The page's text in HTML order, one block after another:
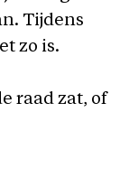
Tijdens
zo is.
raad zat, of